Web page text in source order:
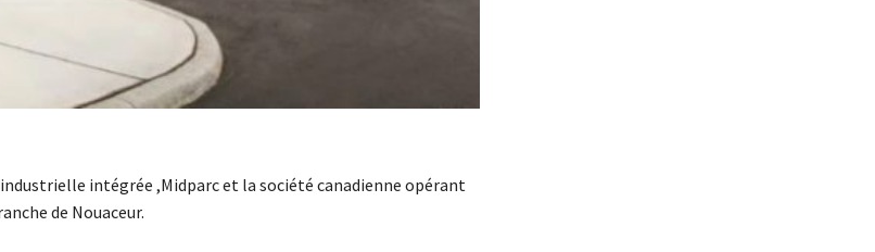
intégrée ,Midparc et la société canadienne opérant
de Nouaceur.